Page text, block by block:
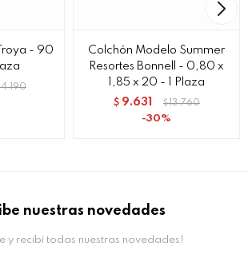
- 90
Colchón Modelo Summer
Resortes Bonnell - 0,80 x
1,85 x 20 - 1 Plaza
$ 9.631 $ 13.760
30
nuestras novedades
y recibí todas nuestras novedades!